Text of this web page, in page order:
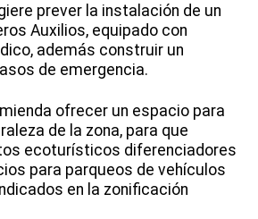
prever la instalación de un
Auxilios, equipado con
además construir un
de emergencia.
ofrecer un espacio para
de la zona, para que
ecoturísticos diferenciadores
para parqueos de vehículos
en la zonificación